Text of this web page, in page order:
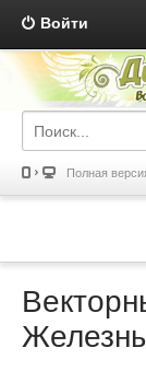
Войти
Полная